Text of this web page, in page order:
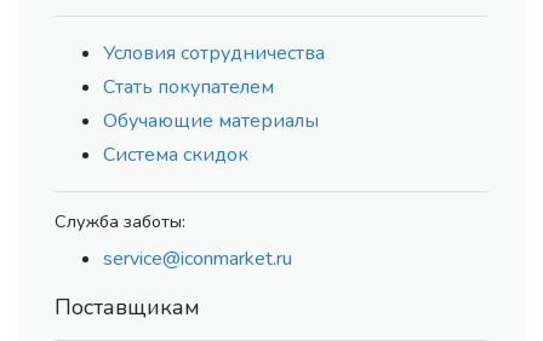
Условия сотрудничества
Стать покупателем
Обучающие материалы
Система скидок
Служба заботы:
service@iconmarket.ru
Поставщикам